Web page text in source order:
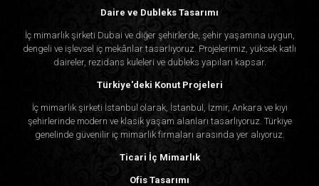
Daire ve Dubleks Tasarımı
İç mimarlık şirketi Dubai ve diğer şehirlerde, şehir yaşamına uygun,
dengeli ve işlevsel iç mekânlar tasarlıyoruz. Projelerimiz, yüksek katlı
daireler, rezidans kuleleri ve dubleks yapıları kapsar.
Türkiye'deki Konut Projeleri
İç mimarlık şirketi İstanbul olarak, İstanbul, İzmir, Ankara ve kıyı
şehirlerinde modern ve klasik yaşam alanları tasarlıyoruz. Türkiye
genelinde güvenilir iç mimarlık firmaları arasında yer alıyoruz.
Ticari İç Mimarlık
Ofis Tasarımı